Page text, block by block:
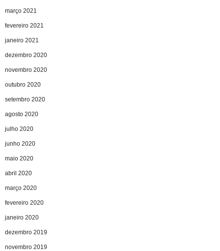
março 2021
fevereiro 2021
janeiro 2021
dezembro 2020
novembro 2020
outubro 2020
setembro 2020
agosto 2020
julho 2020
junho 2020
maio 2020
abril 2020
março 2020
fevereiro 2020
janeiro 2020
dezembro 2019
novembro 2019